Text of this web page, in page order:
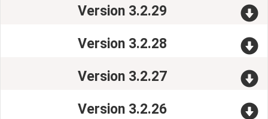
Version 3.2.29
Version 3.2.28
Version 3.2.27
Version 3.2.26